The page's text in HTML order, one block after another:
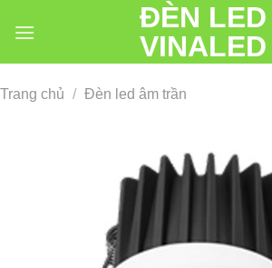
đến
ĐÈN LED
VINALED
Trang chủ / Đèn led âm trần